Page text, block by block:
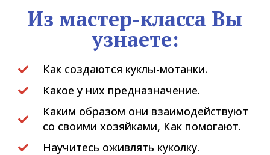
Из мастер-класса Вы
узнаете:
Как создаются куклы-мотанки.
Какое у них предназначение.
Каким образом они взаимодействуют
со своими хозяйками, Как помогают.
Научитесь оживлять куколку.